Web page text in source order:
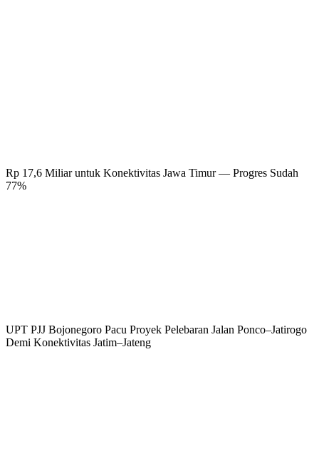
Rp 17,6 Miliar untuk Konektivitas Jawa Timur — Progres Sudah
77%
UPT PJJ Bojonegoro Pacu Proyek Pelebaran Jalan Ponco–Jatirogo
Demi Konektivitas Jatim–Jateng